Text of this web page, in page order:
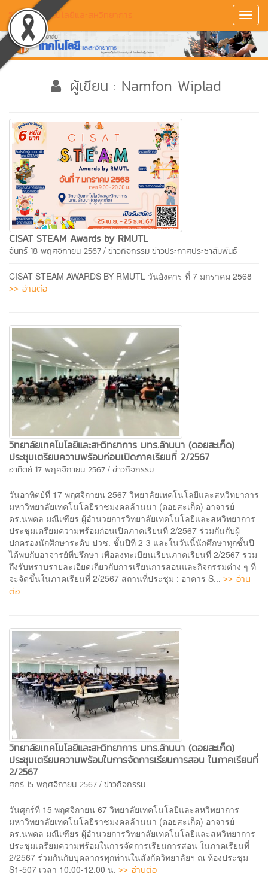
วิทยาลัยเทคโนโลยีและสหวิทยาการ
ผู้เขียน : Namfon Wiplad
CISAT STEAM Awards by RMUTL
จันทร์ 18 พฤศจิกายน 2567 / ข่าวกิจกรรมข่าวประกาศประชาสัมพันธ์
CISAT STEAM AWARDS BY RMUTL วันอังคาร ที่ 7 มกราคม 2568
>> อ่านต่อ
วิทยาลัยเทคโนโลยีและสหวิทยาการ มทร.ล้านนา (ดอยสะเก็ด)
ประชุมเตรียมความพร้อมก่อนเปิดภาคเรียนที่ 2/2567
อาทิตย์ 17 พฤศจิกายน 2567 / ข่าวกิจกรรม
วันอาทิตย์ที่ 17 พฤศจิกายน 2567 วิทยาลัยเทคโนโลยีและสหวิทยาการ
มหาวิทยาลัยเทคโนโลยีราชมงคลล้านนา (ดอยสะเก็ด) อาจารย์
ดร.นพดล มณีเฑียร ผู้อำนวยการวิทยาลัยเทคโนโลยีและสหวิทยาการ
ประชุมเตรียมความพร้อมก่อนเปิดภาคเรียนที่ 2/2567 ร่วมกันกับผู้
ปกครองนักศึกษาระดับ ปวช. ชั้นปีที่ 2-3 และในวันนี้นักศึกษาทุกชั้นปี
ได้พบกับอาจารย์ที่ปรึกษา เพื่อลงทะเบียนเรียนภาคเรียนที่ 2/2567 รวม
ถึงรับทราบรายละเอียดเกี่ยวกับการเรียนการสอนและกิจกรรมต่าง ๆ ที่
จะจัดขึ้นในภาคเรียนที่ 2/2567 สถานที่ประชุม : อาคาร S... >> อ่าน
ต่อ
วิทยาลัยเทคโนโลยีและสหวิทยาการ มทร.ล้านนา (ดอยสะเก็ด)
ประชุมเตรียมความพร้อมในการจัดการเรียนการสอน ในภาคเรียนที่
2/2567
ศุกร์ 15 พฤศจิกายน 2567 / ข่าวกิจกรรม
วันศุกร์ที่ 15 พฤศจิกายน 67 วิทยาลัยเทคโนโลยีและสหวิทยาการ
มหาวิทยาลัยเทคโนโลยีราชมงคลล้านนา (ดอยสะเก็ด) อาจารย์
ดร.นพดล มณีเฑียร ผู้อำนวยการวิทยาลัยเทคโนโลยีและสหวิทยาการ
ประชุมเตรียมความพร้อมในการจัดการเรียนการสอน ในภาคเรียนที่
2/2567 ร่วมกันกับบุคลากรทุกท่านในสังกัดวิทยาลัยฯ ณ ห้องประชุม
S1-507 เวลา 10.00-12.00 น. >> อ่านต่อ